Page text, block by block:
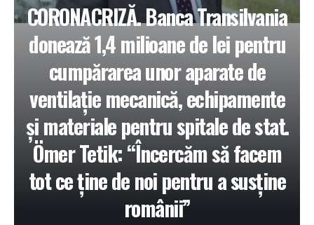
CORONACRIZĂ. Banca Transilvania
donează 1,4 milioane de lei pentru
cumpărarea unor aparate de
ventilaţie mecanică, echipamente
şi materiale pentru spitale de stat.
Ömer Tetik: “Încercăm să facem
tot ce ţine de noi pentru a susţine
românii”